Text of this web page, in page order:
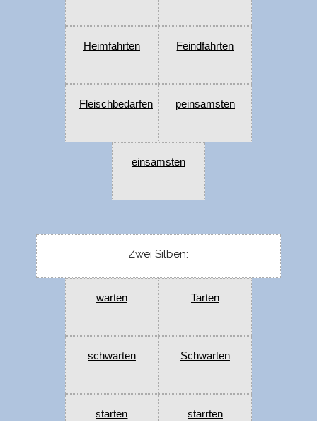
Heimfahrten Feindfahrten
Fleischbedarfen peinsamsten
einsamsten
Zwei Silben:
warten Tarten
schwarten Schwarten
starten starrten